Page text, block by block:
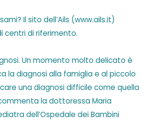
Il sito dell’Ails (www.ails.it)
centri di riferimento.
Un momento molto delicato è
la diagnosi alla famiglia e al piccolo
una diagnosi difficile come quella
la dottoressa Maria
dell’Ospedale dei Bambini